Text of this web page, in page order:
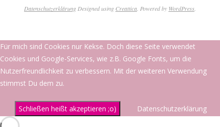
Datenschutzerklärung Designed using Creattica . Powered by WordPress
Für mich sind Cookies nur Kekse. Doch diese Seite verwendet
Cookies und Google-Services, wie z.B. Google Fonts, um die
Nutzerfreundlichkeit zu verbessern. Mit der weiteren Verwendung
stimmst Du dem zu.
Schließen heißt akzeptieren ;o) Datenschutzerklärung